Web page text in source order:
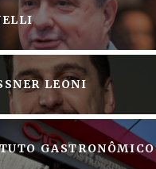
LEONI
GASTRONÔMICO